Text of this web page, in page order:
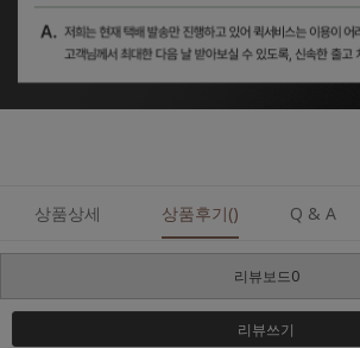
상품상세 상품후기() Q & A
리뷰보드0
리뷰쓰기